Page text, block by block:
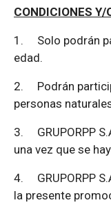
CONDICIONES Y/
1. Solo podrán
edad.
2. Podrán
personas
3. GRUPORPP
una vez que se
4. GRUPORPP
la presente